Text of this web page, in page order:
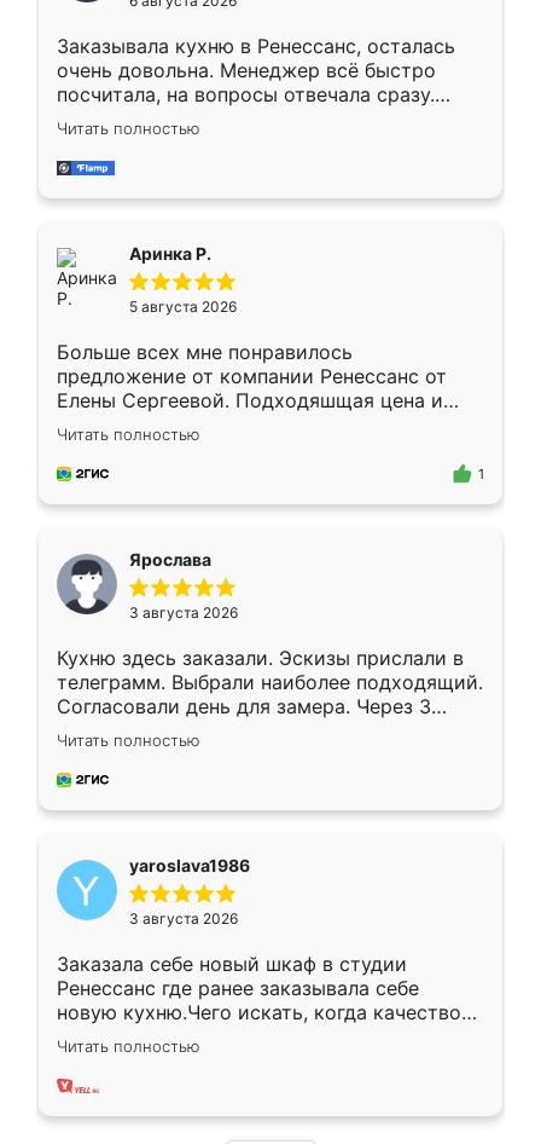
мебели буду заказывать только здесь.
Заказывала кухню в Ренессанс, осталась
очень довольна. Менеджер всё быстро
посчитала, на вопросы отвечала сразу.
Замерщик приехал в субботу, подошёл к
делу со всей ответственностью. Собрали
за день, ребята работали аккуратно, даже
Читать полностью
Аринка Р.
5 августа 2026
Больше всех мне понравилось
предложение от компании Ренессанс от
Елены Сергеевой. Подходяшщая цена и
короткие сроки изготовления. Приехавший
для замера сотрудник Владислав
предложил по моему эскизу самый
Читать полностью
1
Ярослава
3 августа 2026
Кухню здесь заказали. Эскизы прислали в
телеграмм. Выбрали наиболее подходящий.
Согласовали день для замера. Через 3
недели кухня была уже готова. Остались
довольны работой. Спасибо Ренессанс
мебель за качественную работу!
Читать полностью
yaroslava1986
3 августа 2026
Заказала себе новый шкаф в студии
Ренессанс где ранее заказывала себе
новую кухню.Чего искать, когда качеством
вполне довольна. Служит кухня уже почти
два года, нареканий нет.
Читать полностью